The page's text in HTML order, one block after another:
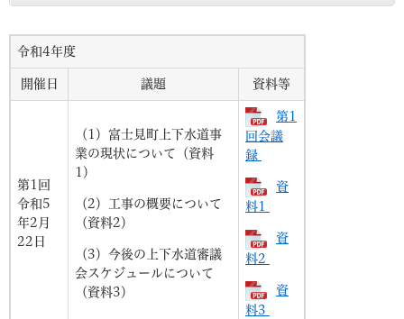
令和4年度
開催日 議題 資料等
第1回
令和5
年2月
22日
（1）富士見町上下水道事
業の現状について（資料
1）
（2）工事の概要について
（資料2）
（3）今後の上下水道審議
会スケジュールについて
（資料3）
第1
回会議
録
資
料1
資
料2
資
料3